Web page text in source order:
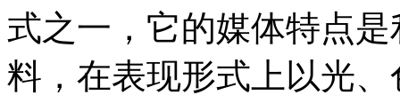
式之一，它的媒体特点
料，在表现形式上以光